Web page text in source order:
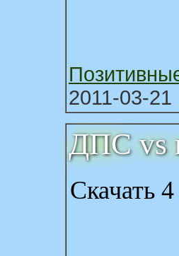
2011-03-21
ДПС vs
Скачать